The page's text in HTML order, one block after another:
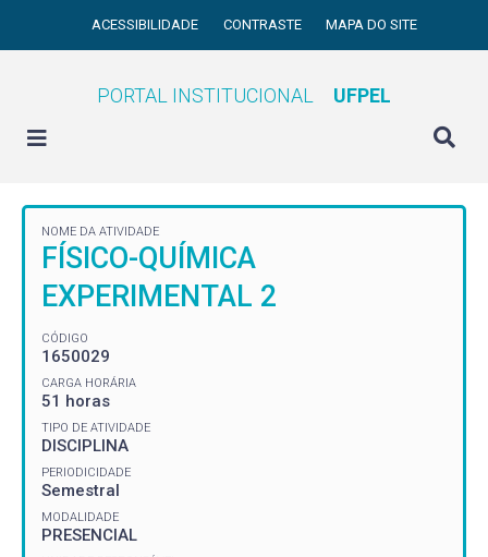
ACESSIBILIDADE CONTRASTE MAPA DO SITE
PORTAL INSTITUCIONAL UFPEL
NOME DA ATIVIDADE
FÍSICO-QUÍMICA
EXPERIMENTAL 2
CÓDIGO
1650029
CARGA HORÁRIA
51 horas
TIPO DE ATIVIDADE
DISCIPLINA
PERIODICIDADE
Semestral
MODALIDADE
PRESENCIAL